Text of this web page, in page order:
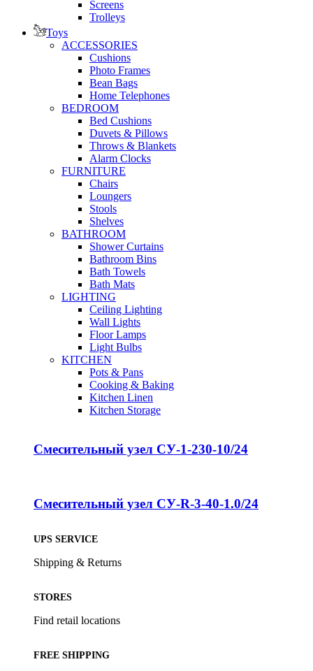
Screens
Trolleys
Toys
ACCESSORIES
Cushions
Photo Frames
Bean Bags
Home Telephones
BEDROOM
Bed Cushions
Duvets & Pillows
Throws & Blankets
Alarm Clocks
FURNITURE
Chairs
Loungers
Stools
Shelves
BATHROOM
Shower Curtains
Bathroom Bins
Bath Towels
Bath Mats
LIGHTING
Ceiling Lighting
Wall Lights
Floor Lamps
Light Bulbs
KITCHEN
Pots & Pans
Cooking & Baking
Kitchen Linen
Kitchen Storage
Смесительный узел СУ-1-230-10/24
Смесительный узел СУ-R-3-40-1.0/24
UPS SERVICE
Shipping & Returns
STORES
Find retail locations
FREE SHIPPING